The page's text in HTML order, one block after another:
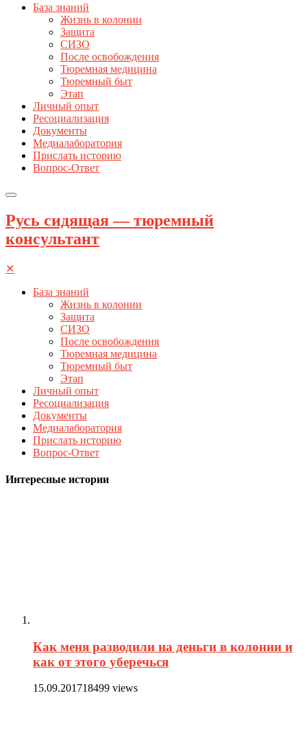
База знаний
Жизнь в колонии
Защита
СИЗО
После освобождения
Тюремная медицина
Тюремный быт
Этап
Личный опыт
Ресоциализация
Документы
Медиалаборатория
Прислать историю
Вопрос-Ответ
Русь сидящая — тюремный
консультант
✕
База знаний
Жизнь в колонии
Защита
СИЗО
После освобождения
Тюремная медицина
Тюремный быт
Этап
Личный опыт
Ресоциализация
Документы
Медиалаборатория
Прислать историю
Вопрос-Ответ
Интересные истории
Как меня разводили на деньги в колонии и
как от этого уберечься
15.09.201718499 views